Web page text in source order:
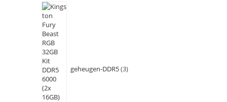
geheugen-DDR5 3